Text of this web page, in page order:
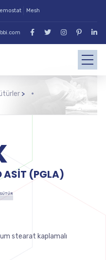
Mesh
>
ASIT (PGLA)
stearat kaplamalı